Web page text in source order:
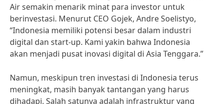
Air semakin menarik minat para investor untuk
berinvestasi. Menurut CEO Gojek, Andre Soelistyo,
“Indonesia memiliki potensi besar dalam industri
digital dan start-up. Kami yakin bahwa Indonesia
akan menjadi pusat inovasi digital di Asia Tenggara.”
Namun, meskipun tren investasi di Indonesia terus
meningkat, masih banyak tantangan yang harus
dihadapi. Salah satunya adalah infrastruktur yang